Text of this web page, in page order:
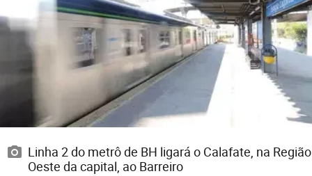
Linha 2 do metrô de BH ligará o Calafate, na Região
Oeste da capital, ao Barreiro